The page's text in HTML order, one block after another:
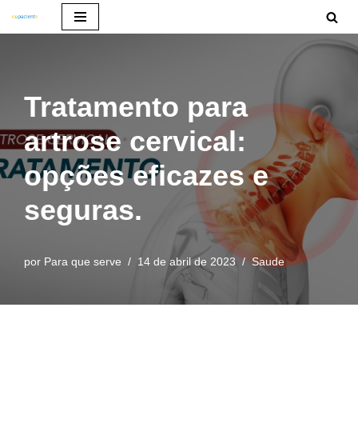
conteúdo
Tratamento para
artrose cervical:
opções eficazes e
seguras.
por Para que serve 14 de abril de 2023 Saude